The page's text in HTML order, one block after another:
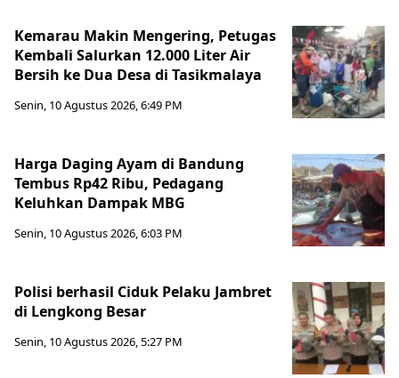
Kemarau Makin Mengering, Petugas
Kembali Salurkan 12.000 Liter Air
Bersih ke Dua Desa di Tasikmalaya
Senin, 10 Agustus 2026, 6:49 PM
Harga Daging Ayam di Bandung
Tembus Rp42 Ribu, Pedagang
Keluhkan Dampak MBG
Senin, 10 Agustus 2026, 6:03 PM
Polisi berhasil Ciduk Pelaku Jambret
di Lengkong Besar
Senin, 10 Agustus 2026, 5:27 PM